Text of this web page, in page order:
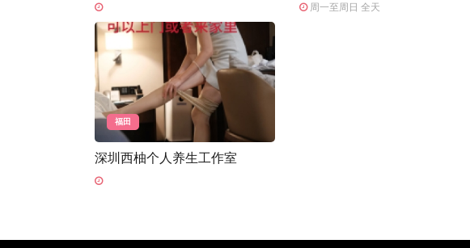
周一至周日 全天
福田
深圳西柚个人养生工作室